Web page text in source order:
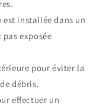
est installée dans un
exposée
pour éviter la
débris.
effectuer un